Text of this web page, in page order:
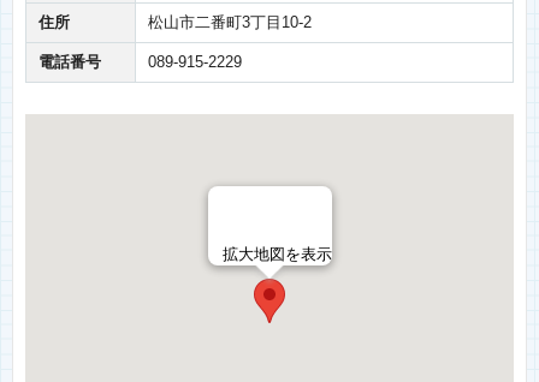
住所 松山市二番町3丁目10-2
電話番号 089-915-2229
拡大地図を表示